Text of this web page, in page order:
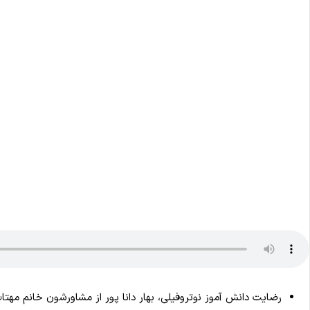
رضایت دانش آموز نوتروفیلی، بهار دانا پور از مشاورشون خانم